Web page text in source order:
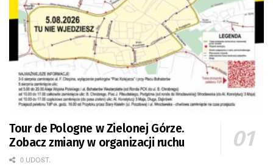
Tour de Pologne w Zielonej Górze.
Zobacz zmiany w organizacji ruchu
0 UDOST.